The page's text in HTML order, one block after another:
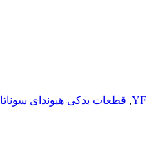
, قطعات یدکی هیوندای سوناتا